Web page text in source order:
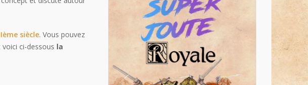
siècle. Vous pouvez
voici ci-dessous la